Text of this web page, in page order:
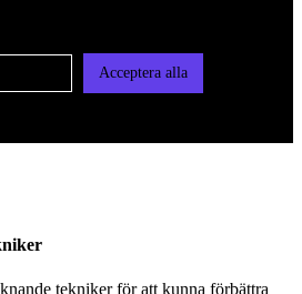
Acceptera alla
tekniker för att kunna förbättra